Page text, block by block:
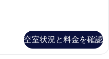
空室状況と料金を確認